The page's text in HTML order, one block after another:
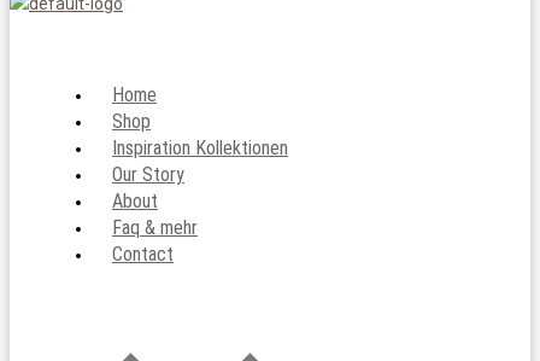
Home
Shop
Inspiration Kollektionen
Our Story
About
Faq & mehr
Contact